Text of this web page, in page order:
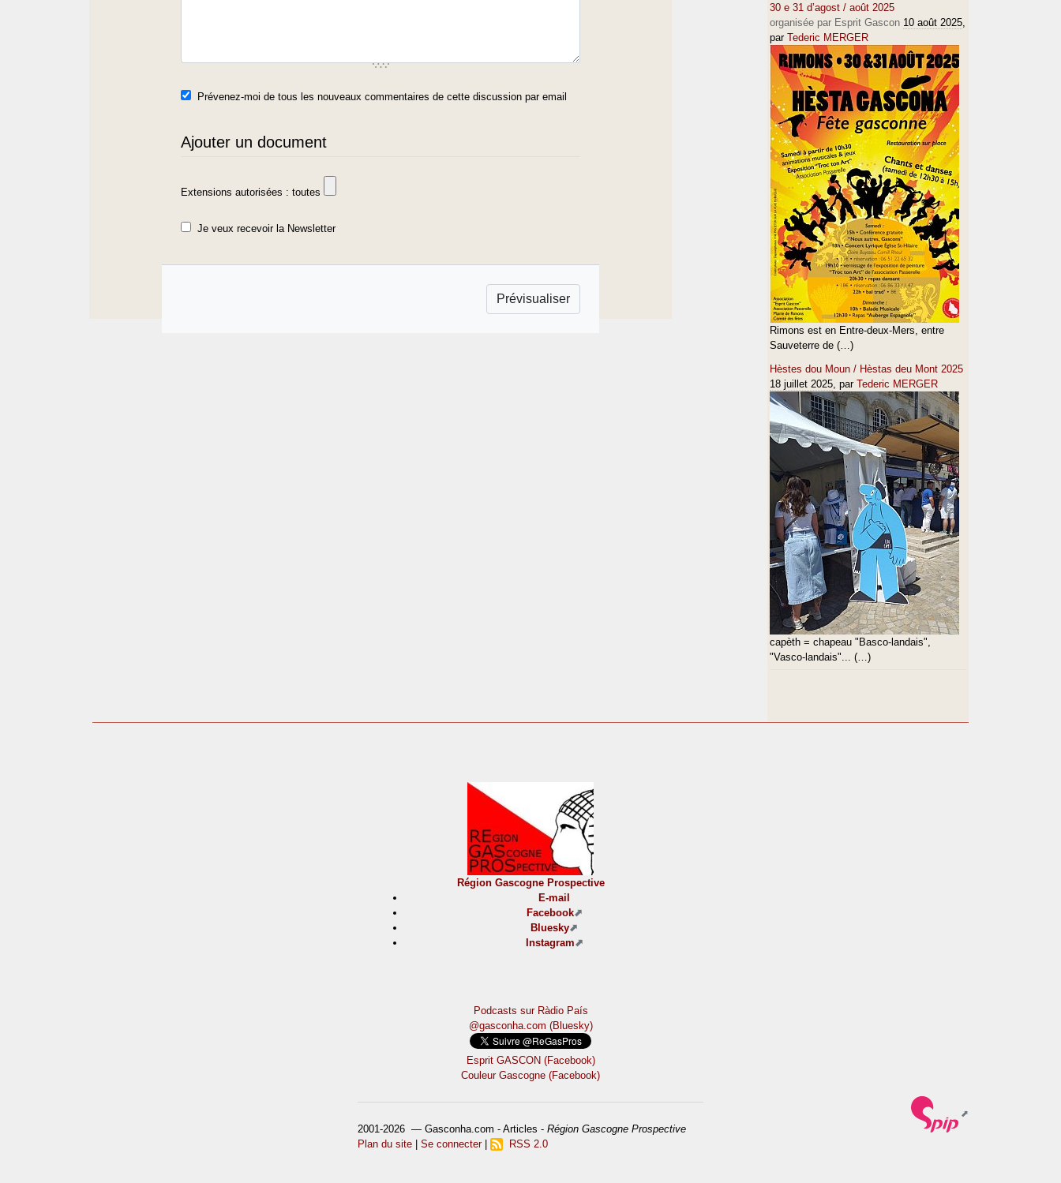
Prévenez-moi de tous les nouveaux commentaires de cette discussion par email
Ajouter un document
Extensions autorisées : toutes
Je veux recevoir la Newsletter
30 e 31 d’agost / août 2025
organisée par Esprit Gascon 10 août 2025,
par Tederic MERGER
Rimons est en Entre-deux-Mers, entre
Sauveterre de (…)
Hèstes dou Moun / Hèstas deu Mont 2025
18 juillet 2025, par Tederic MERGER
capèth = chapeau "Basco-landais",
"Vasco-landais"... (…)
Région Gascogne Prospective
E-mail
Facebook
Bluesky
Instagram
Podcasts sur Ràdio País
@gasconha.com (Bluesky)
Esprit GASCON (Facebook)
Couleur Gascogne (Facebook)
2001-2026 — Gasconha.com - Articles - Région Gascogne Prospective
Plan du site
Se connecter| RSS 2.0